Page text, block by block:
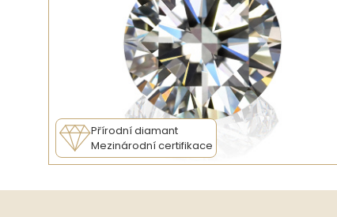
Přírodní diamant
Mezinárodní certifikace